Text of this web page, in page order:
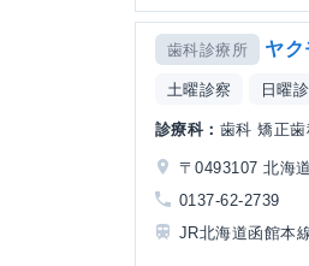
歯科診療所 ヤク
土曜診察 日曜
診療科： 歯科 矯正
〒0493107 北海
0137-62-2739
JR北海道函館本